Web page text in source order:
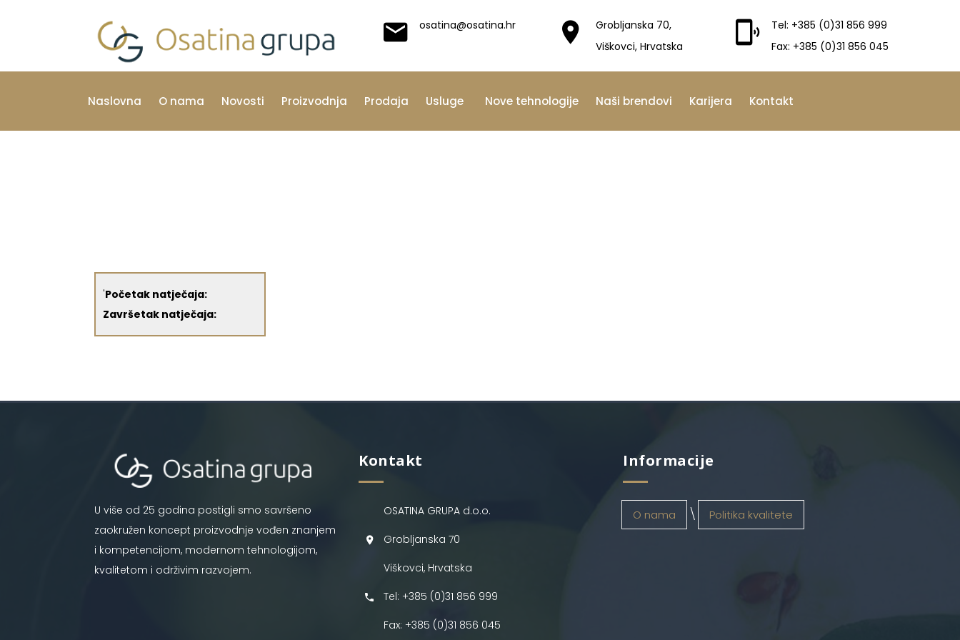
osatina@osatina.hr
Grobljanska 70,
Viškovci, Hrvatska
Tel: +385 (0)31 856 999
Fax: +385 (0)31 856 045
Naslovna O nama Novosti Proizvodnja Prodaja Usluge Nove tehnologije Naši brendovi Karijera Kontakt
'Početak natječaja:
Završetak natječaja:
U više od 25 godina postigli smo savršeno
zaokružen koncept proizvodnje vođen znanjem
i kompetencijom, modernom tehnologijom,
kvalitetom i održivim razvojem.
Kontakt
OSATINA GRUPA d.o.o.
Grobljanska 70
Viškovci, Hrvatska
Tel: +385 (0)31 856 999
Fax: +385 (0)31 856 045
Informacije
O nama Politika kvalitete